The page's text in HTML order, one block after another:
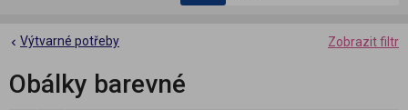
Zobrazit filtr
Výtvarné potřeby
Obálky barevné